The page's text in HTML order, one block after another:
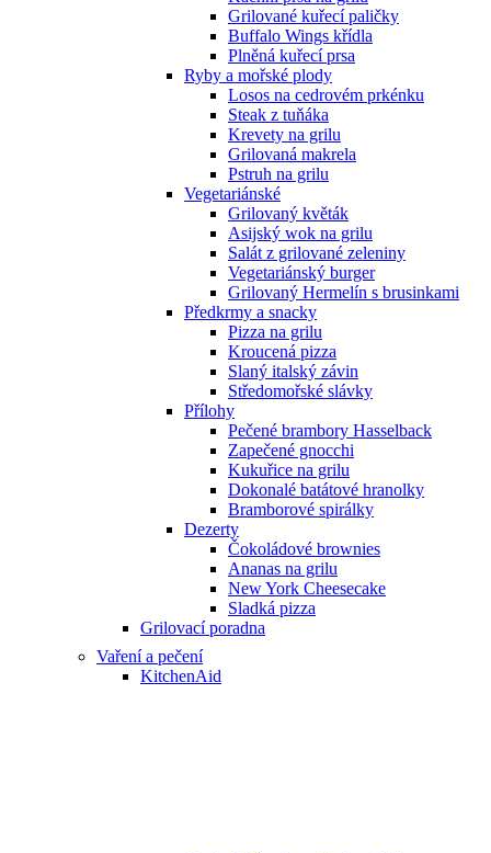
Grilované kuřecí paličky
Buffalo Wings křídla
Plněná kuřecí prsa
Ryby a mořské plody
Losos na cedrovém prkénku
Steak z tuňáka
Krevety na grilu
Grilovaná makrela
Pstruh na grilu
Vegetariánské
Grilovaný květák
Asijský wok na grilu
Salát z grilované zeleniny
Vegetariánský burger
Grilovaný Hermelín s brusinkami
Předkrmy a snacky
Pizza na grilu
Kroucená pizza
Slaný italský závin
Středomořské slávky
Přílohy
Pečené brambory Hasselback
Zapečené gnocchi
Kukuřice na grilu
Dokonalé batátové hranolky
Bramborové spirálky
Dezerty
Čokoládové brownies
Ananas na grilu
New York Cheesecake
Sladká pizza
Grilovací poradna
Vaření a pečení
KitchenAid